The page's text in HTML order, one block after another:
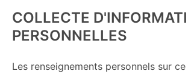
COLLECTE
PERSONNELLES
Les renseignements personnels sur